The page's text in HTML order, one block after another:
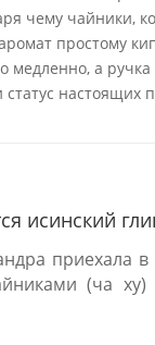
чему чайники,
простому
медленно, а
настоящих
исинский
приехала
(ча